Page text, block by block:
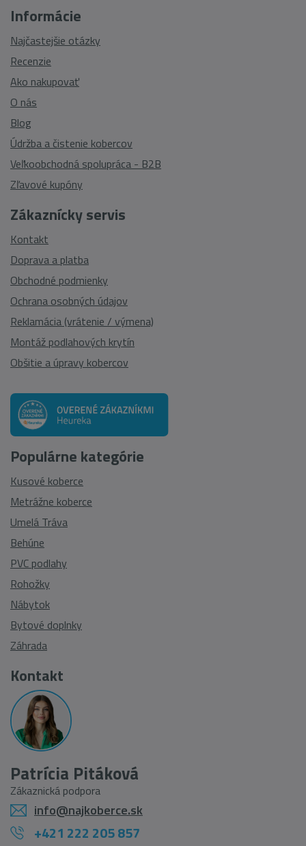
Zákaznícky servis
Kontakt
Doprava a platba
Obchodné podmienky
Ochrana osobných údajov
Reklamácia (vrátenie / výmena)
Montáž podlahových krytín
Obšitie a úpravy kobercov
Informácie
Najčastejšie otázky
Recenzie
Ako nakupovať
O nás
Blog
Údržba a čistenie kobercov
Veľkoobchodná spolupráca - B2B
Zľavové kupóny
Populárne kategórie
Kusové koberce
Metrážne koberce
Umelá Tráva
Behúne
PVC podlahy
Rohožky
Nábytok
Bytové doplnky
Záhrada
Kontakt
Patrícia Pitáková
Zákaznická podpora
info@najkoberce.sk
+421 222 205 857